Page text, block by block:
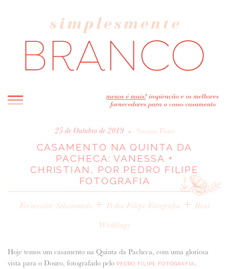
INICIO
BLOG
MELHOR INSPIRAÇÃO
ENTREVISTAS
REAL WEDDINGS & EDITORIAIS
CASAVA-ME AQUI!
FORNECEDORES RECOMENDADOS
ANUNCIE CONNOSCO
25 de Outubro de 2019 • Susana Pinto
CASAMENTO NA QUINTA DA
PACHECA: VANESSA +
CHRISTIAN, POR PEDRO FILIPE
FOTOGRAFIA
Fornecedor Selecionado +Pedro Filipe Fotografia + Real
Weddings
Hoje temos um casamento na Quinta da Pacheca, com uma gloriosa
vista para o Douro, fotografado pelo PEDRO FILIPE FOTOGRAFIA .